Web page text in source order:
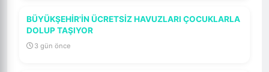
BÜYÜKŞEHİR'İN ÜCRETSİZ HAVUZLARI ÇOCUKLARLA
DOLUP TAŞIYOR
3 gün önce